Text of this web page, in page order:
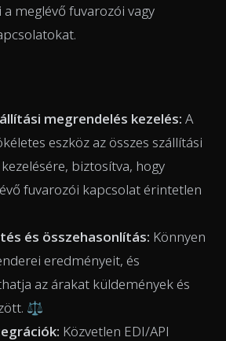
meglévő fuvarozói vagy
megrendelés kezelés: A
eszköz az összes szállítási
biztosítva, hogy
fuvarozói kapcsolat érintetlen
és összehasonlítás: Könnyen
eredményeit, és
az árakat küldemények és
⚖️
Közvetlen EDI/API